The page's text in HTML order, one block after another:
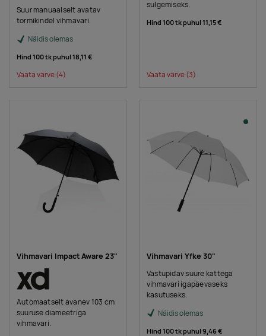
Suur manuaalselt avatav
tormikindel vihmavari.
Näidis olemas
Hind 100 tk puhul18,11 €
Vaata värve(4)
sulgemiseks.
Hind 100 tk puhul11,15 €
Vaata värve(3)
Vihmavari Impact Aware 23"
Automaatselt avanev 103 cm
suuruse diameetriga
vihmavari.
Vihmavari Yfke 30"
Vastupidav suure kattega
vihmavari igapäevaseks
kasutuseks.
Näidis olemas
Hind 100 tk puhul9,46 €